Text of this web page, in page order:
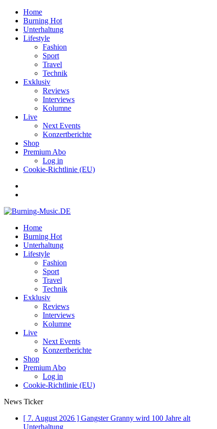
Home
Burning Hot
Unterhaltung
Lifestyle
Fashion
Sport
Travel
Technik
Exklusiv
Reviews
Interviews
Kolumne
Live
Next Events
Konzertberichte
Shop
Premium Abo
Log in
Cookie-Richtlinie (EU)
Home
Burning Hot
Unterhaltung
Lifestyle
Fashion
Sport
Travel
Technik
Exklusiv
Reviews
Interviews
Kolumne
Live
Next Events
Konzertberichte
Shop
Premium Abo
Log in
Cookie-Richtlinie (EU)
News Ticker
[ 7. August 2026 ] Gangster Granny wird 100 Jahre alt
Unterhaltung